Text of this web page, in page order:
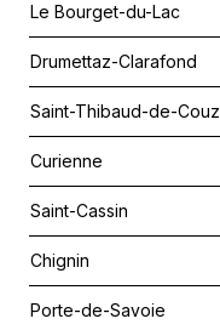
Le Bourget-du-Lac
Drumettaz-Clarafond
Saint-Thibaud-de-Couz
Curienne
Saint-Cassin
Chignin
Porte-de-Savoie